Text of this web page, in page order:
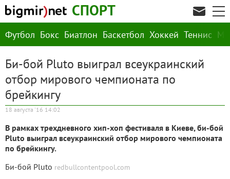
СПОРТ
Футбол Бокс Биатлон Баскетбол Хоккей Теннис
Би-бой Pluto выиграл всеукраинский
отбор мирового чемпионата по
брейкингу
18 августа '16 14:02
В рамках трехдневного хип-хоп фестиваля в Киеве, би-бой
Pluto выиграл всеукраинский отбор мирового чемпионата
по брейкингу.
Би-бой Pluto redbullcontentpool.com